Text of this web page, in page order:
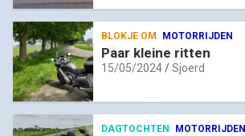
BLOKJE OM MOTORRIJDEN
Paar kleine ritten
15/05/2024 Sjoerd
DAGTOCHTEN MOTORRIJDEN